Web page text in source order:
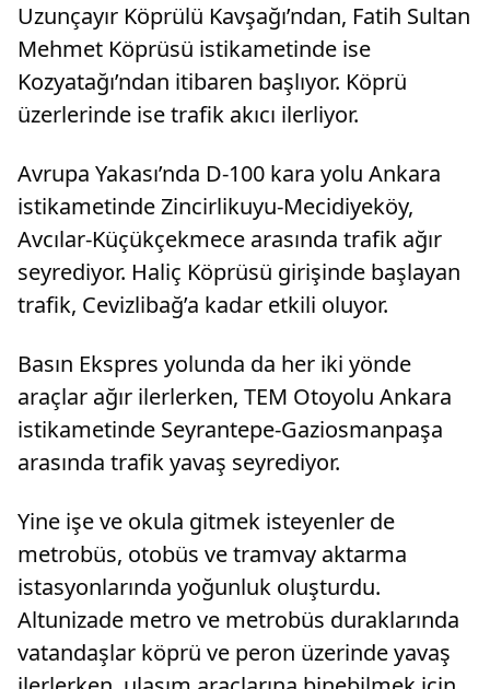
Uzunçayır Köprülü Kavşağı’ndan, Fatih Sultan
Mehmet Köprüsü istikametinde ise
Kozyatağı’ndan itibaren başlıyor. Köprü
üzerlerinde ise trafik akıcı ilerliyor.
Avrupa Yakası’nda D-100 kara yolu Ankara
istikametinde Zincirlikuyu-Mecidiyeköy,
Avcılar-Küçükçekmece arasında trafik ağır
seyrediyor. Haliç Köprüsü girişinde başlayan
trafik, Cevizlibağ’a kadar etkili oluyor.
Basın Ekspres yolunda da her iki yönde
araçlar ağır ilerlerken, TEM Otoyolu Ankara
istikametinde Seyrantepe-Gaziosmanpaşa
arasında trafik yavaş seyrediyor.
Yine işe ve okula gitmek isteyenler de
metrobüs, otobüs ve tramvay aktarma
istasyonlarında yoğunluk oluşturdu.
Altunizade metro ve metrobüs duraklarında
vatandaşlar köprü ve peron üzerinde yavaş